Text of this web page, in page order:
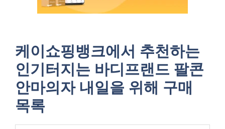
케이쇼핑뱅크에서 추천하는
인기터지는 바디프랜드 팔콘
안마의자 내일을 위해 구매
목록